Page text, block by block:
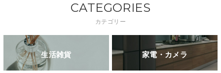
CATEGORIES
カテゴリー
生活雑貨 家電・カメラ